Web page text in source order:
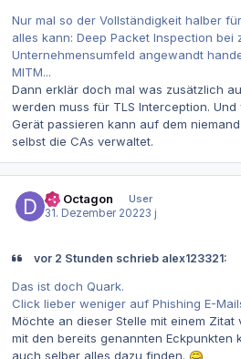
Nur mal so der Vollständigkeit halber
alles kann: Deep Packet Inspection bei
Unternehmensumfeld angewandt
MITM...
Dann erklär doch mal was zusätzlich
werden muss für TLS Interception.
Gerät passieren kann auf dem
selbst die CAs verwaltet.
Dr. Octagon
User
31. Dezember 20223 j
vor 2 Stunden schrieb alex123321:
Das ist doch Quark.
Click lieber weniger auf Phishing E-
Möchte an dieser Stelle mit einem Zitat
mit den bereits genannten Eckpunkten
auch selber alles dazu finden.